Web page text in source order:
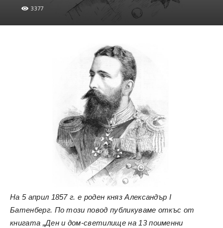
3377
На 5 април 1857 г. е роден княз Александър І
Батенберг. По този повод публикуваме откъс от
книгата „Ден и дом-светилище на 13 поименни